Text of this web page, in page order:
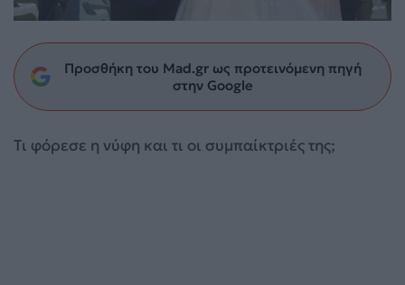
Προσθήκη του Mad.gr ως προτεινόμενη πηγή
στην Google
Τι φόρεσε η νύφη και τι οι συμπαίκτριές της;